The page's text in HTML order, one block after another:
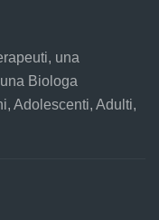
una
Biologa
Adolescenti, Adulti,